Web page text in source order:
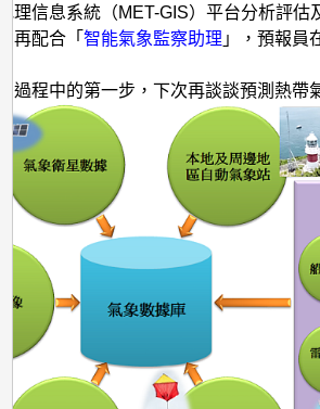
理信息系統（MET-GIS）平台分析評估
再配合「智能氣象監察助理 」，預報員
過程中的第一步，下次再談談預測熱帶